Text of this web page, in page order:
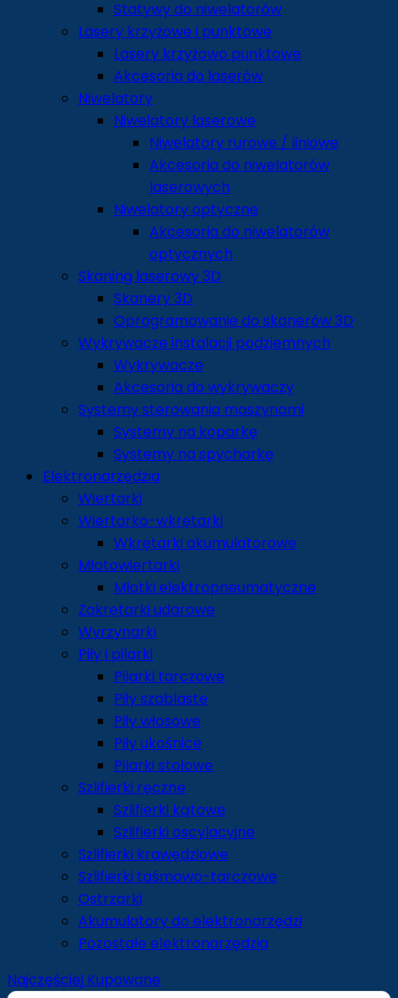
Statywy do niwelatorów
Lasery krzyżowe i punktowe
Lasery krzyżowo punktowe
Akcesoria do laserów
Niwelatory
Niwelatory laserowe
Niwelatory rurowe / liniowe
Akcesoria do niwelatorów
laserowych
Niwelatory optyczne
Akcesoria do niwelatorów
optycznych
Skaning laserowy 3D
Skanery 3D
Oprogramowanie do skanerów 3D
Wykrywacze instalacji podziemnych
Wykrywacze
Akcesoria do wykrywaczy
Systemy sterowania maszynami
Systemy na koparkę
Systemy na spycharkę
Elektronarzędzia
Wiertarki
Wiertarko-wkrętarki
Wkrętarki akumulatorowe
Młotowiertarki
Młotki elektropneumatyczne
Zakrętarki udarowe
Wyrzynarki
Piły i pilarki
Pilarki tarczowe
Piły szablaste
Piły włosowe
Piły ukośnice
Pilarki stołowe
Szlifierki ręczne
Szlifierki kątowe
Szlifierki oscylacyjne
Szlifierki krawędziowe
Szlifierki taśmowo-tarczowe
Ostrzarki
Akumulatory do elektronarzędzi
Pozostałe elektronarzędzia
Najczęściej Kupowane